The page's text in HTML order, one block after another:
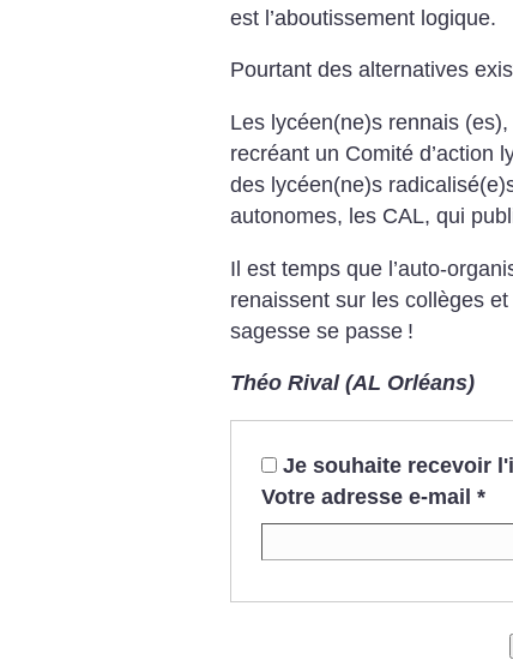
est l’aboutissement logique.
Pourtant des alternatives
Les lycéen(ne)s rennais
recréant un Comité d’action
des lycéen(ne)s
autonomes, les CAL, qui
Il est temps que l’auto-
renaissent sur les collèges
sagesse se passe !
Théo Rival (AL Orléans)
Je souhaite recevoir
Votre adresse e-mail *